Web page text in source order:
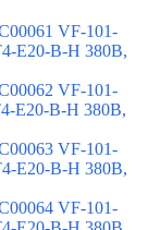
VF-101-
E20-B-H 380В,
VF-101-
E20-B-H 380В,
VF-101-
E20-B-H 380В,
VF-101-